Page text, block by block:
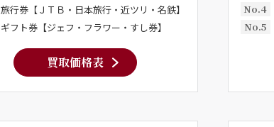
旅行券【ＪＴＢ・日本旅行・近ツリ・名鉄】
ギフト券【ジェフ・フラワー・すし券】
買取価格表
No.4
No.5